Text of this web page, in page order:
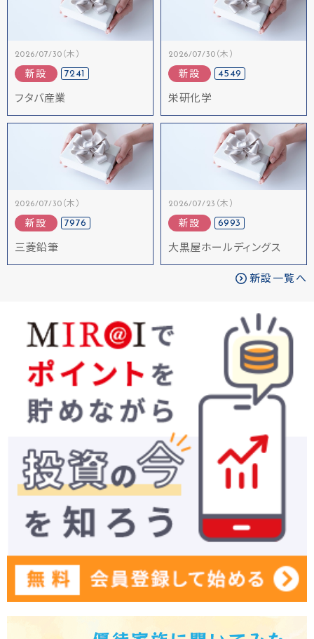
2026/07/30（木）
新設 7241
フタバ産業
2026/07/30（木）
新設 4549
栄研化学
2026/07/30（木）
新設 7976
三菱鉛筆
2026/07/23（木）
新設 6993
大黒屋ホールディングス
新設一覧へ